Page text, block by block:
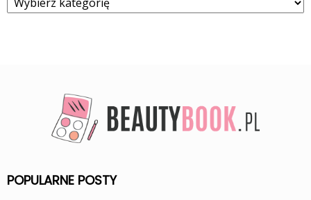
POPULARNE POSTY